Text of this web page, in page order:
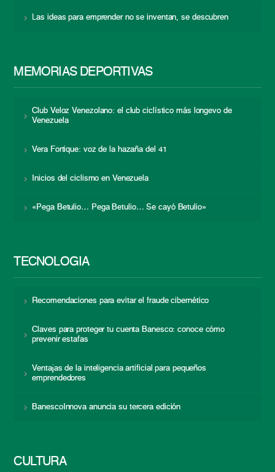
Las ideas para emprender no se inventan, se descubren
MEMORIAS DEPORTIVAS
Club Veloz Venezolano: el club ciclístico más longevo de
Venezuela
Vera Fortique: voz de la hazaña del 41
Inicios del ciclismo en Venezuela
«Pega Betulio… Pega Betulio… Se cayó Betulio»
TECNOLOGÍA
Recomendaciones para evitar el fraude cibernético
Claves para proteger tu cuenta Banesco: conoce cómo
prevenir estafas
Ventajas de la inteligencia artificial para pequeños
emprendedores
BanescoInnova anuncia su tercera edición
CULTURA